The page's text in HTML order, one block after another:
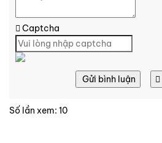
Captcha
Gửi bình luận
Số lần xem: 10